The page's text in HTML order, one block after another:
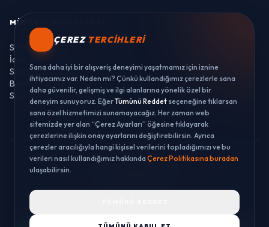
MÜŞTERI HIZMETLERI
Sipariş Takibi
İade ve Değişim
Sıkça Sorulan Sorular
Banka Hesaplarımız
Sipariş Takibi
© 2026 LUSTWAY. TÜM HAKLARI SAKLIDIR.
ÇEREZ TERCIHLERI
Sana daha iyi bir alışveriş deneyimi yaşatmamız için iznine
ihtiyacımız var. Neden mi? Çünkü kullandığımız çerezlerle sana
daha güvenilir, gelişmiş ve ilgi alanlarına yönelik özel bir
deneyim sunuyoruz. EğerTümünü Reddet seçeneğine tıklarsan
sana özel hizmetimizi sunamayacağız. Her zaman web
sitemizde yer alan “Çerez Ayarları” öğesine tıklayarak
çerezlerine ilişkin onay ayarlarını değiştirebilirsin. Ayrıca
çerezler aracılığıyla hangi kişisel verilerini topladığımızı ve bu
verileri nasıl kullandığımız hakkındaÇerez Politikasına buradan
ulaşabilirsin.